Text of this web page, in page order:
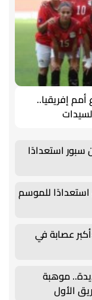
إفريقيا..
سبور استعدادًا
استعدادًا للموسم
عصابة في
موهبة
الأول